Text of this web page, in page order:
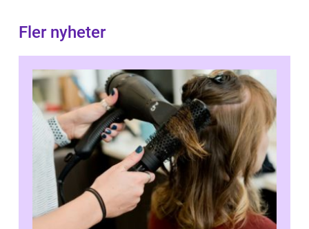
Fler nyheter